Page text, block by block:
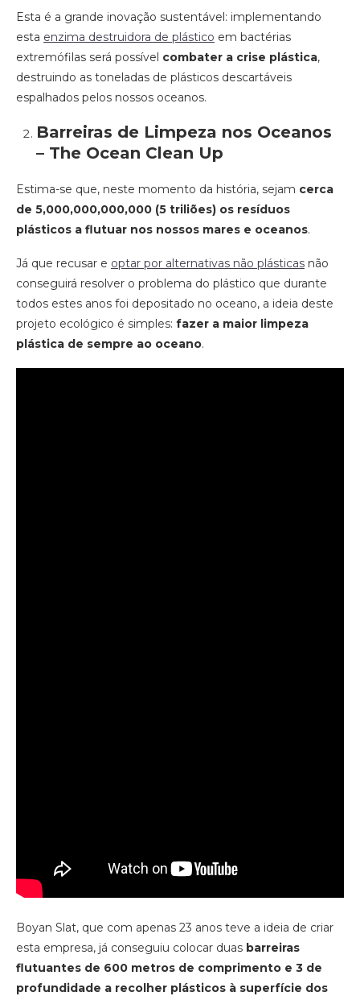
Esta é a grande inovação sustentável: implementando
esta enzima destruidora de plástico em bactérias
extremófilas será possível combater a crise plástica,
destruindo as toneladas de plásticos descartáveis
espalhados pelos nossos oceanos.
Barreiras de Limpeza nos Oceanos
– The Ocean Clean Up
Estima-se que, neste momento da história, sejam cerca
de 5,000,000,000,000 (5 triliões) os resíduos
plásticos a flutuar nos nossos mares e oceanos.
Já que recusar e optar por alternativas não plásticas não
conseguirá resolver o problema do plástico que durante
todos estes anos foi depositado no oceano, a ideia deste
projeto ecológico é simples: fazer a maior limpeza
plástica de sempre ao oceano.
Boyan Slat, que com apenas 23 anos teve a ideia de criar
esta empresa, já conseguiu colocar duas barreiras
flutuantes de 600 metros de comprimento e 3 de
profundidade a recolher plásticos à superfície dos